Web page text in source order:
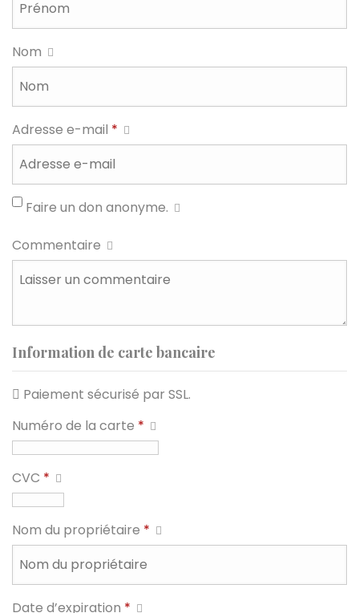
Nom
Adresse e-mail *
Faire un don anonyme.
Commentaire
Information de carte bancaire
Paiement sécurisé par SSL.
Numéro de la carte *
CVC *
Nom du propriétaire *
Date d’expiration *